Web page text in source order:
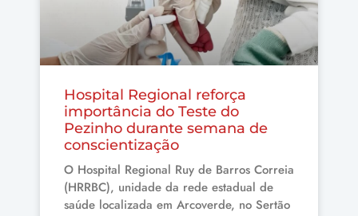
Hospital Regional reforça
importância do Teste do
Pezinho durante semana de
conscientização
O Hospital Regional Ruy de Barros Correia
(HRRBC), unidade da rede estadual de
saúde localizada em Arcoverde, no Sertão